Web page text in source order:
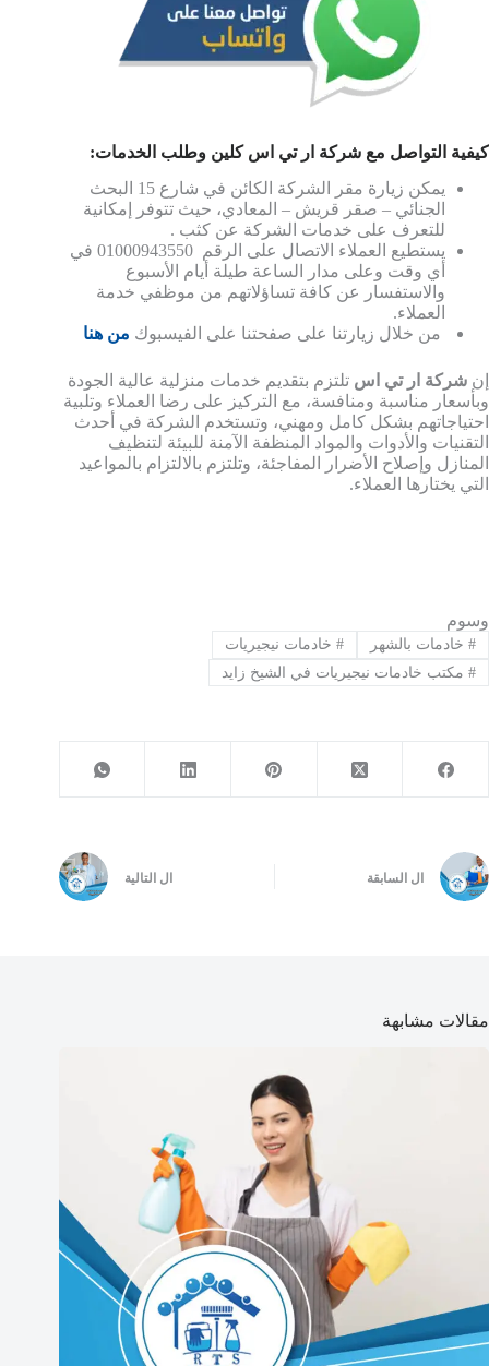
كيفية التواصل مع شركة ار تي اس كلين وطلب الخدمات:
يمكن زيارة مقر الشركة الكائن في شارع 15 البحث
الجنائي – صقر قريش – المعادي، حيث تتوفر إمكانية
للتعرف على خدمات الشركة عن كثب .
يستطيع العملاء الاتصال على الرقم 01000943550 في
أي وقت وعلى مدار الساعة طيلة أيام الأسبوع
والاستفسار عن كافة تساؤلاتهم من موظفي خدمة
العملاء.
من خلال زيارتنا على صفحتنا على الفيسبوك من هنا
إن شركة ار تي اس تلتزم بتقديم خدمات منزلية عالية الجودة
وبأسعار مناسبة ومنافسة، مع التركيز على رضا العملاء وتلبية
احتياجاتهم بشكل كامل ومهني، وتستخدم الشركة في أحدث
التقنيات والأدوات والمواد المنظفة الآمنة للبيئة لتنظيف
المنازل وإصلاح الأضرار المفاجئة، وتلتزم بالالتزام بالمواعيد
التي يختارها العملاء.
وسوم
#خادمات بالشهر #خادمات نيجيريات
#مكتب خادمات نيجيريات في الشيخ زايد
ال السابقة ال التالية
مقالات مشابهة